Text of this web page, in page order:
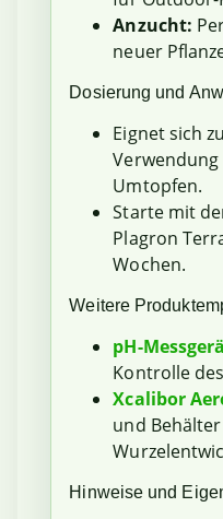
Anzucht:
neuer
Dosierung und
Eignet sich
Umtopfen.
Starte mit
Plagron
Wochen.
Weitere
pH-
Kontrolle
Xcalibor
und
Hinweise und